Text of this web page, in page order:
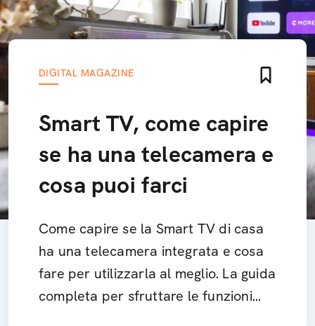
DIGITAL MAGAZINE
Smart TV, come capire
se ha una telecamera e
cosa puoi farci
Come capire se la Smart TV di casa
ha una telecamera integrata e cosa
fare per utilizzarla al meglio. La guida
completa per sfruttare le funzioni